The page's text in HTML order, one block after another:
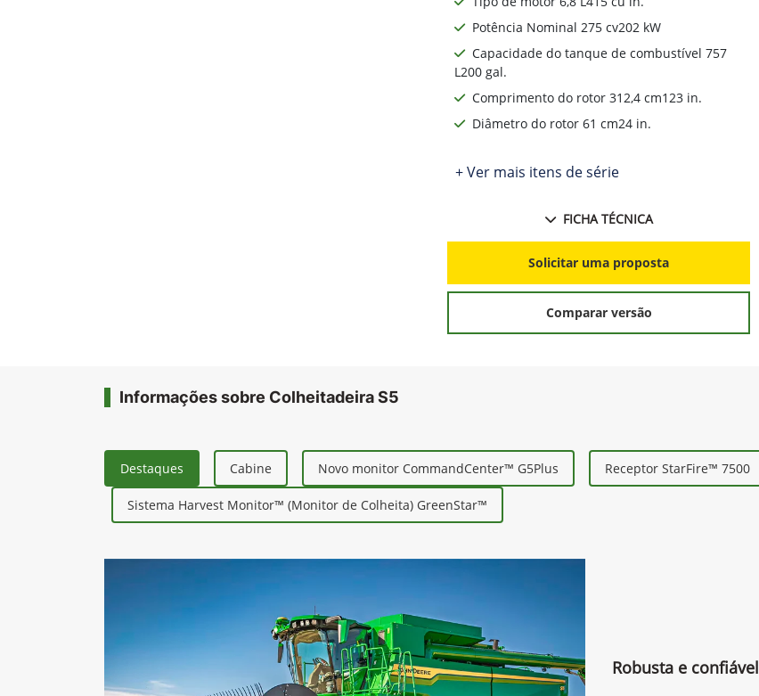
Potência Nominal 275 cv202 kW
Capacidade do tanque de combustível 757
L200 gal.
Comprimento do rotor 312,4 cm123 in.
Diâmetro do rotor 61 cm24 in.
+ Ver mais itens de série
FICHA TÉCNICA
Solicitar uma proposta
Comparar versão
Informações sobre Colheitadeira S5
Destaques Cabine Novo monitor CommandCenter™ G5Plus Receptor StarFire™ 7500
Sistema Harvest Monitor™ (Monitor de Colheita) GreenStar™
Robusta e confiável